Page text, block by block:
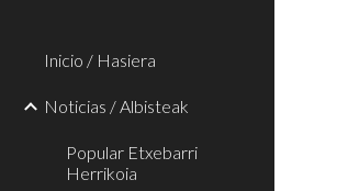
Inicio / Hasiera
Noticias / Albisteak
Popular Etxebarri
Herrikoia